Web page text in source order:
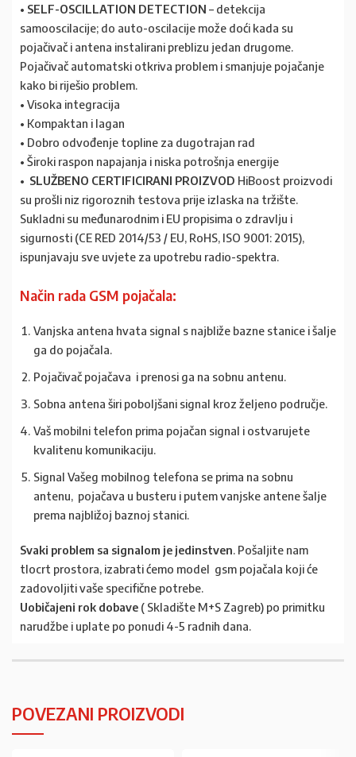
• SELF-OSCILLATION DETECTION – detekcija
samooscilacije; do auto-oscilacije može doći kada su
pojačivač i antena instalirani preblizu jedan drugome.
Pojačivač automatski otkriva problem i smanjuje pojačanje
kako bi riješio problem.
• Visoka integracija
• Kompaktan i lagan
• Dobro odvođenje topline za dugotrajan rad
• Široki raspon napajanja i niska potrošnja energije
• SLUŽBENO CERTIFICIRANI PROIZVOD HiBoost proizvodi
su prošli niz rigoroznih testova prije izlaska na tržište.
Sukladni su međunarodnim i EU propisima o zdravlju i
sigurnosti (CE RED 2014/53 / EU, RoHS, ISO 9001: 2015),
ispunjavaju sve uvjete za upotrebu radio-spektra.
Način rada GSM pojačala:
Vanjska antena hvata signal s najbliže bazne stanice i šalje
ga do pojačala.
Pojačivač pojačava i prenosi ga na sobnu antenu.
Sobna antena širi poboljšani signal kroz željeno područje.
Vaš mobilni telefon prima pojačan signal i ostvarujete
kvalitenu komunikaciju.
Signal Vašeg mobilnog telefona se prima na sobnu
antenu, pojačava u busteru i putem vanjske antene šalje
prema najbližoj baznoj stanici.
Svaki problem sa signalom je jedinstven. Pošaljite nam
tlocrt prostora, izabrati ćemo model gsm pojačala koji će
zadovoljiti vaše specifične potrebe.
Uobičajeni rok dobave ( Skladište M+S Zagreb) po primitku
narudžbe i uplate po ponudi 4-5 radnih dana.
POVEZANI PROIZVODI